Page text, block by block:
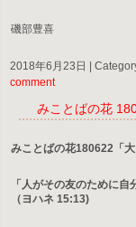
磯部豊喜
2018年6月23日 |
comment
みことばの花
みことばの花180622「大
「人がその友のために
（ヨハネ 15:13)